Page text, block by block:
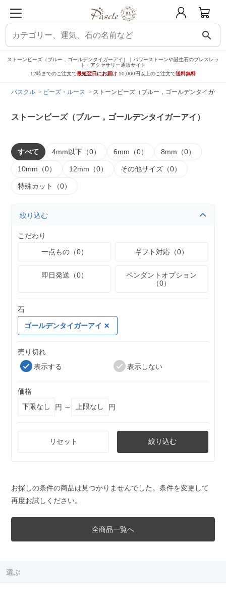
search
ストーンビーズ（ブルー，ゴールデンタイガーアイ）｜パワーストーンや誕生石のブレスレッ
ト・アクセサリー通販サイト
12時までのご注文で最短翌日にお届け 10,000円以上のご注文で送料無料
パスクル ビーズ・ルース ストーンビーズ（ブルー，ゴールデンタイガー
ストーンビーズ（ブルー，ゴールデンタイガーアイ）
すべて 4mm以下（0） 6mm（0） 8mm（0）
10mm（0） 12mm（0） その他サイズ（0）
特殊カット（0）
絞り込む
こだわり
一点もの（0）
ギフト対応（0）
即日発送（0）
ペンダントオプション
（0）
石
ゴールデンタイガーアイ
売り切れ
表示する
表示しない
価格
円 ～
円
リセット 絞り込む
お探しの条件の商品は見つかりませんでした。条件を変更して
再度お試しください。
全商品一覧へ
選ぶ